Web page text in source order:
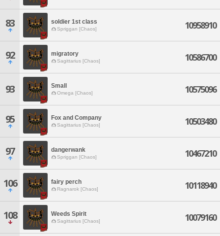
83 soldier 1st class
Spriggan [Chaos] 10958910
92 migratory
Sagittarius [Chaos] 10586700
93 Small
Omega [Chaos] 10575096
95 Fox and Company
Sagittarius [Chaos] 10503480
97 dangerwank
Spriggan [Chaos] 10467210
106 fairy perch
Ragnarok [Chaos] 10118940
108 Weeds Spirit
Sagittarius [Chaos] 10079160